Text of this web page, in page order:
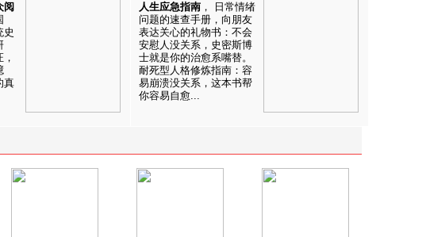
阅
史
真
人生应急指南 ， 日常情绪
问题的速查手册，向朋友
表达关心的礼物书：不会
安慰人没关系，史密斯博
士就是你的治愈系嘴替。
耐死型人格修炼指南：容
易崩溃没关系，这本书帮
你容易自愈...